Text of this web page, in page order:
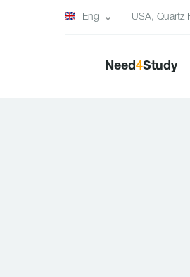
Eng USA, Quartz
Need4Study